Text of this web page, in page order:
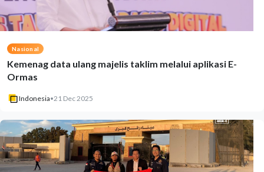
Nasional
Kemenag data ulang majelis taklim melalui aplikasi E-
Ormas
Indonesia•21 Dec 2025